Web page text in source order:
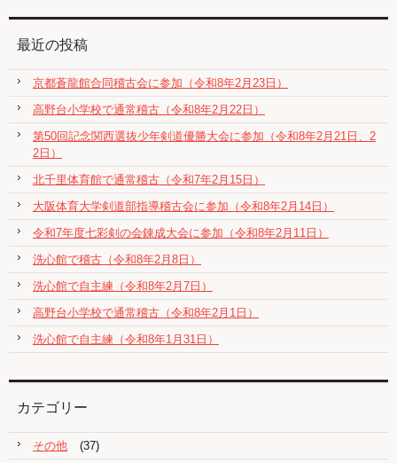
最近の投稿
京都蒼龍館合同稽古会に参加（令和8年2月23日）
高野台小学校で通常稽古（令和8年2月22日）
第50回記念関西選抜少年剣道優勝大会に参加（令和8年2月21日、2
2日）
北千里体育館で通常稽古（令和7年2月15日）
大阪体育大学剣道部指導稽古会に参加（令和8年2月14日）
令和7年度七彩剣の会錬成大会に参加（令和8年2月11日）
洗心館で稽古（令和8年2月8日）
洗心館で自主練（令和8年2月7日）
高野台小学校で通常稽古（令和8年2月1日）
洗心館で自主練（令和8年1月31日）
カテゴリー
その他
(37)